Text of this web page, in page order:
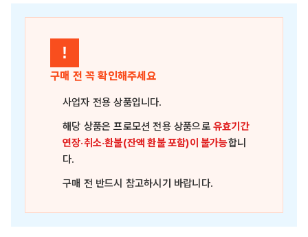
!
구매 전 꼭 확인해주세요
사업자 전용 상품입니다.
해당 상품은프로모션 전용 상품으로유효기간
연장·취소·환불(잔액 환불 포함)이 불가능합니
다.
구매 전 반드시 참고하시기 바랍니다.